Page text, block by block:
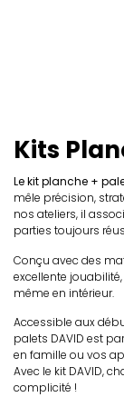
Kits
Le kit planche +
mêle précision,
nos ateliers, il
parties toujours
Conçu avec des
excellente
même en intérieur.
Accessible aux
palets DAVID est
en famille ou vos
Avec le kit DAVID,
complicité !